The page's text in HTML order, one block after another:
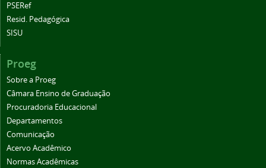
PSERef
Resid. Pedagógica
SISU
Proeg
Sobre a Proeg
Câmara Ensino de Graduação
Procuradoria Educacional
Departamentos
Comunicação
Acervo Acadêmico
Normas Acadêmicas